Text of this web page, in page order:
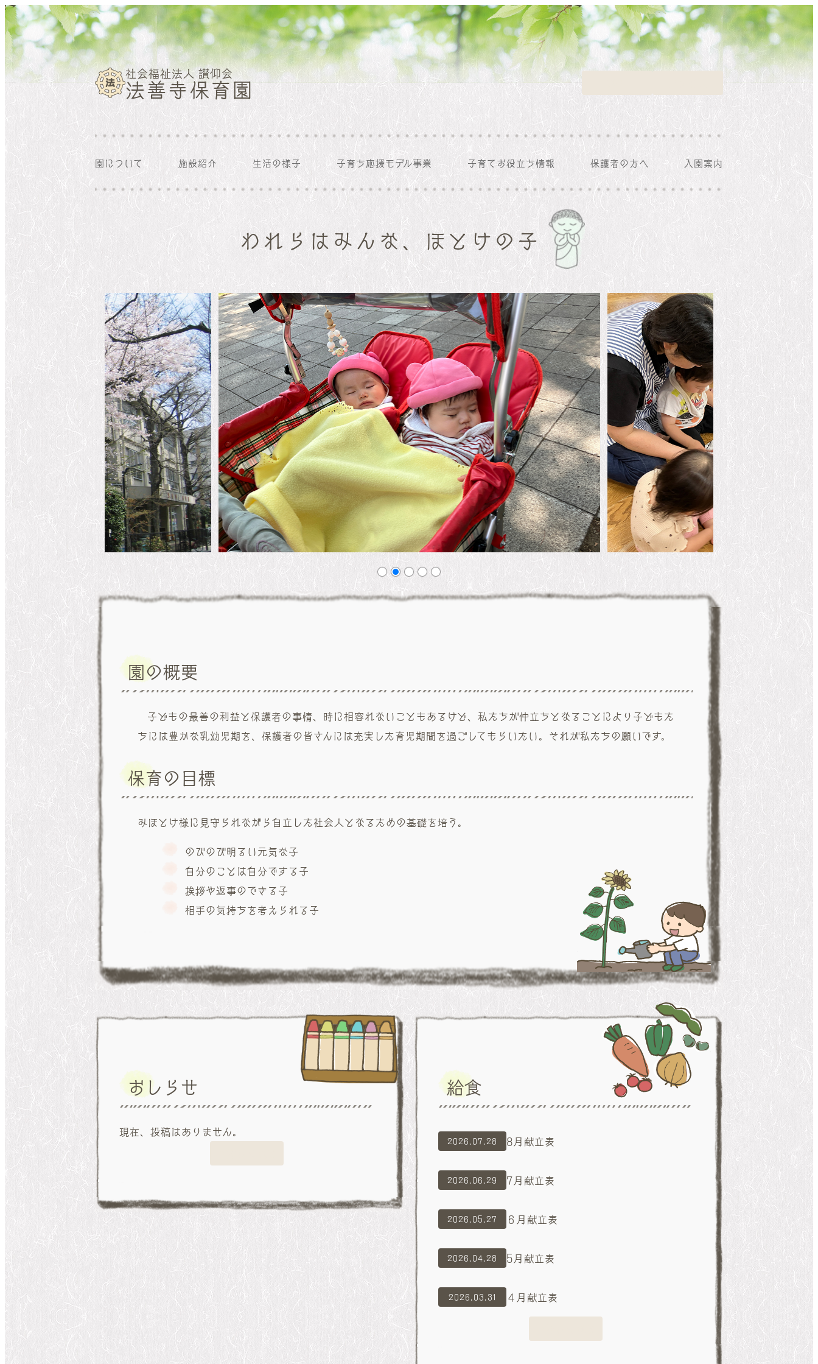
社会福祉法人 讃仰会
法善寺保育園
園について
定員・概要・沿革
1日の流れ
年間行事
仏教行事
施設紹介
平面図・写真
周辺マップ
生活の様子
0才児ひよこ組
1才児りす組
2才児うさぎ組
3才児ちゅうりっぷ組
4才児たんぽぽ組
5才児すみれ組
季節の活動
子育ち応援モデル事業 子育てお役立ち情報
一時保育
子育て支援表
保健情報
保護者の方へ
書類ダウンロード
入園案内
保育利用案内
入園に必要なもの
われらはみんな、ほとけの子
園の概要
子どもの最善の利益と保護者の事情、時に相容れないこともあるけど、私たちが仲立ちとなることにより子どもた
ちには豊かな乳幼児期を、保護者の皆さんには充実した育児期間を過ごしてもらいたい。それが私たちの願いです。
保育の目標
みほとけ様に見守られながら自立した社会人となるための基礎を培う。
のびのび明るい元気な子
自分のことは自分でする子
挨拶や返事のできる子
相手の気持ちを考えられる子
おしらせ
現在、投稿はありません。
給食
2026.07.28 8月献立表
2026.06.29 7月献立表
2026.05.27 ６月献立表
2026.04.28 5月献立表
2026.03.31 ４月献立表